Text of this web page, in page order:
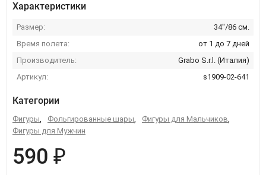
Характеристики
Размер:
34''/86 см.
Время полета:
от 1 до 7 дней
Производитель:
Grabo S.r.l. (Италия)
Артикул:
s1909-02-641
Категории
Фигуры, Фольгированные шары, Фигуры для Мальчиков,
Фигуры для Мужчин
590 ₽